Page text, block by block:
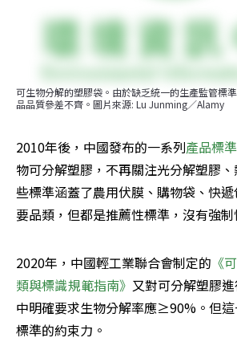
可生物分解的塑膠袋。由於缺乏統一的生產監管標
品品質參差不齊。圖片來源: Lu Junming／Alamy
2010年後，中國發布的一系列產品標準
物可分解塑膠，不再關注光分解塑膠
些標準涵蓋了農用伏膜、購物袋、快
要品類，但都是推薦性標準，沒有強制
2020年，中國輕工業聯合會制定的 《
類與標識規範指南》 又對可分解塑膠
中明確要求生物分解率應≥90%。但
標準的約束力。